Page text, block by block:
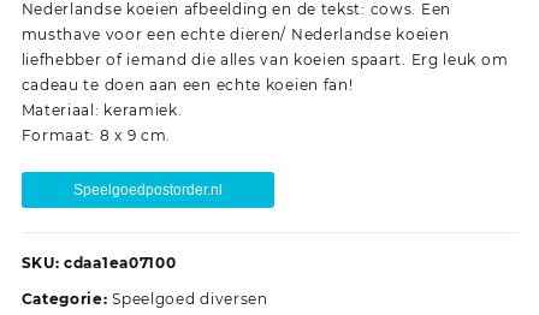
Nederlandse koeien afbeelding en de tekst: cows. Een
musthave voor een echte dieren/ Nederlandse koeien
liefhebber of iemand die alles van koeien spaart. Erg leuk om
cadeau te doen aan een echte koeien fan!
Materiaal: keramiek.
Formaat: 8 x 9 cm.
Speelgoedpostorder.nl
SKU: cdaa1ea07100
Categorie:Speelgoed diversen